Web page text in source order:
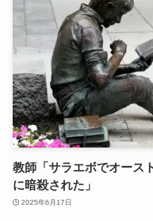
教師「サラエボでオース
に暗殺された」
2025年6月17日